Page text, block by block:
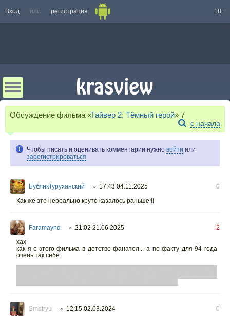
Вход или регистрация 18+
Обсуждение фильма «Гайвер 2: Тёмный герой» 7
с начала
Чтобы писать и оценивать комментарии нужно войти или
зарегистрироваться
БубликТуруханский ○ 17:43 04.11.2025
0
Как же это нереально круто казалось раньше!!!
Faramaynd ○ 21:02 21.06.2025
-2
хах
как я с этого фильма в детстве фанател... а по факту для 94 года
очень так себе.
Smotryu ○ 12:15 02.03.2024
0